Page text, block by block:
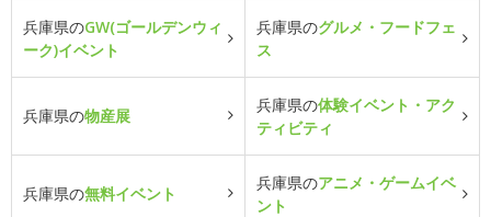
兵庫県のGW(ゴールデンウィ
ーク)イベント
兵庫県のグルメ・フードフェ
ス
兵庫県の物産展
兵庫県の体験イベント・アク
ティビティ
兵庫県の無料イベント
兵庫県のアニメ・ゲームイベ
ント